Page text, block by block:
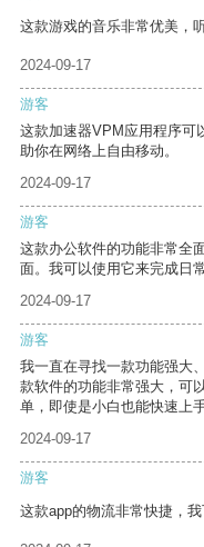
这款游戏的音乐非常优美，
2024-09-17
游客
这款加速器VPM应用程序可
助你在网络上自由移动。
2024-09-17
游客
这款办公软件的功能非常全
面。我可以使用它来完成日
2024-09-17
游客
我一直在寻找一款功能强大
款软件的功能非常强大，可
单，即使是小白也能快速上手
2024-09-17
游客
这款app的物流非常快捷，